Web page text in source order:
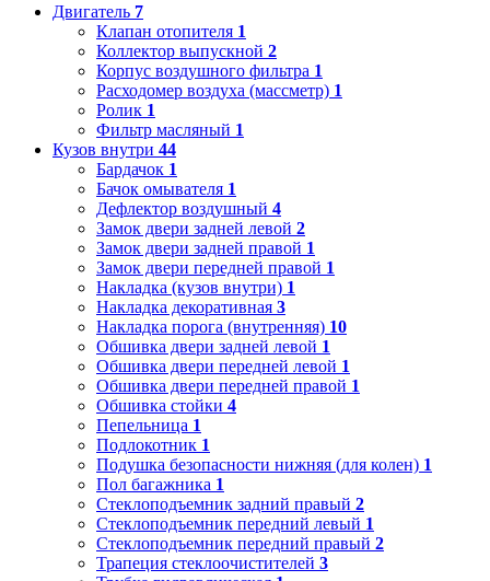
Двигатель 7
Клапан отопителя 1
Коллектор выпускной 2
Корпус воздушного фильтра 1
Расходомер воздуха (массметр) 1
Ролик 1
Фильтр масляный 1
Кузов внутри 44
Бардачок 1
Бачок омывателя 1
Дефлектор воздушный 4
Замок двери задней левой 2
Замок двери задней правой 1
Замок двери передней правой 1
Накладка (кузов внутри) 1
Накладка декоративная 3
Накладка порога (внутренняя) 10
Обшивка двери задней левой 1
Обшивка двери передней левой 1
Обшивка двери передней правой 1
Обшивка стойки 4
Пепельница 1
Подлокотник 1
Подушка безопасности нижняя (для колен) 1
Пол багажника 1
Стеклоподъемник задний правый 2
Стеклоподъемник передний левый 1
Стеклоподъемник передний правый 2
Трапеция стеклоочистителей 3